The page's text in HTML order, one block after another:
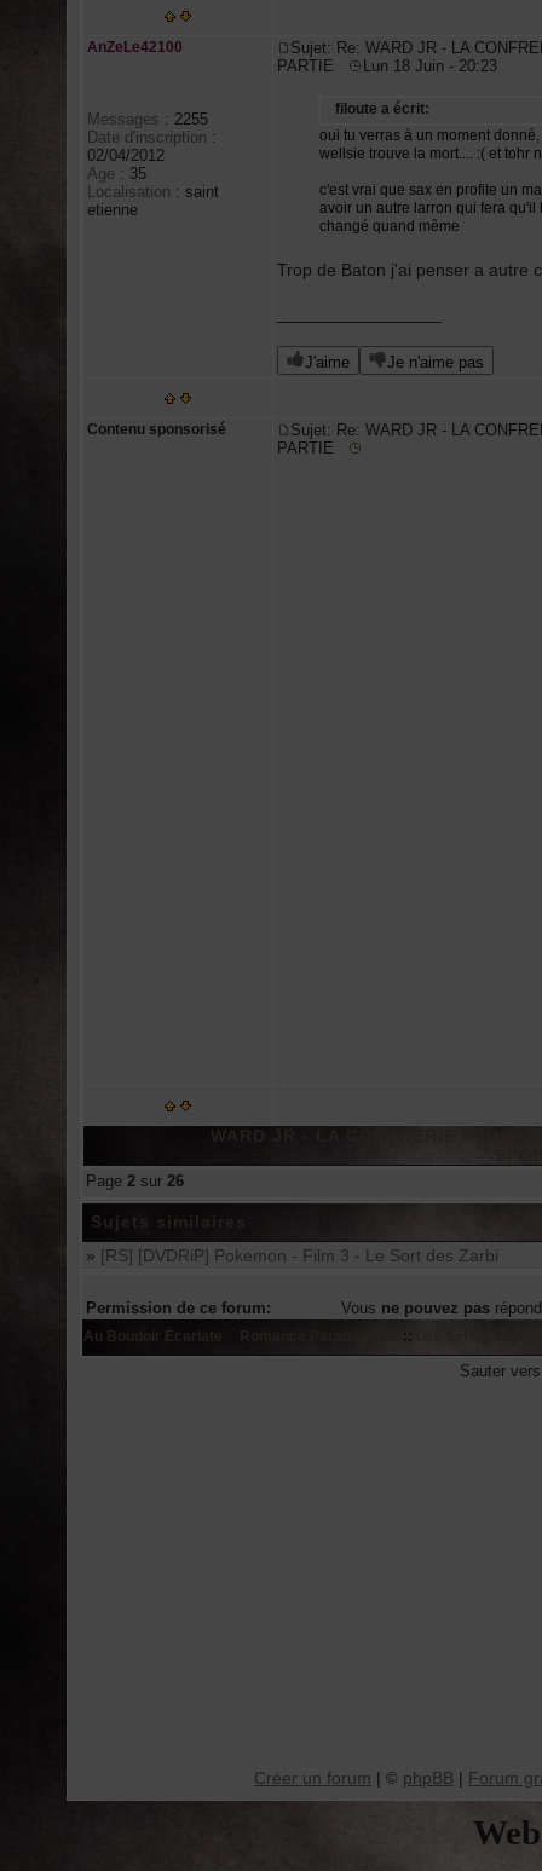
AnZeLe42100
Messages : 2255
Date d'inscription :
02/04/2012
Age : 35
Localisation : saint
etienne
Sujet: Re: WARD JR - LA
PARTIE
Lun 18 Juin - 20:23
filoute a écrit:
oui tu verras à un moment
wellsie trouve la mort.... :( et tohr
c'est vrai que sax en profite un
avoir un autre larron qui fera
changé quand même
Trop de Baton j'ai penser a autre
J'aime Je n'aime pas
Contenu sponsorisé
Sujet: Re: WARD JR - LA
PARTIE
WARD JR - LA CONFRERIE DE LA
Page 2 sur 26
Sujets similaires
» [RS] [DVDRiP] Pokemon - Film 3 - Le Sort des Zarbi
Permission de ce forum: Vous ne pouvez pas
Au Boudoir Écarlate ::
Sauter
Créer un forum | © phpBB | Forum